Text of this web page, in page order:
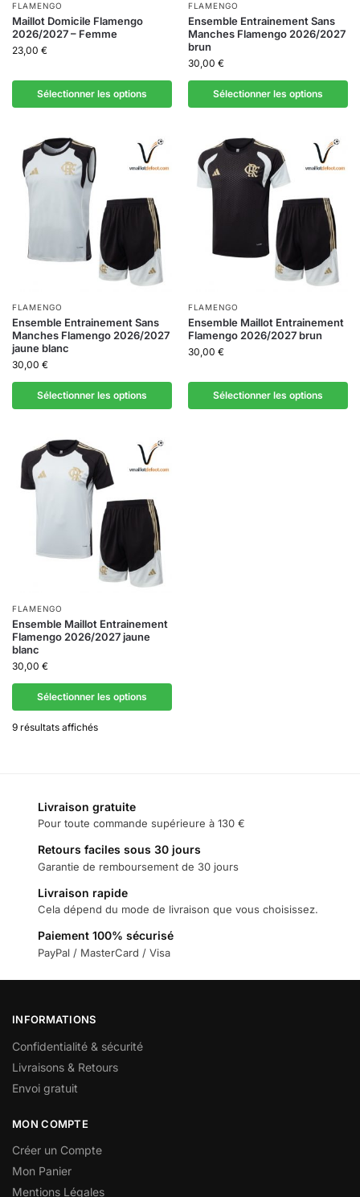
FLAMENGO
Maillot Domicile Flamengo
2026/2027 – Femme
23,00 €
Sélectionner les options
FLAMENGO
Ensemble Entrainement Sans
Manches Flamengo 2026/2027
brun
30,00 €
Sélectionner les options
FLAMENGO
Ensemble Entrainement Sans
Manches Flamengo 2026/2027
jaune blanc
30,00 €
Sélectionner les options
FLAMENGO
Ensemble Maillot Entrainement
Flamengo 2026/2027 brun
30,00 €
Sélectionner les options
FLAMENGO
Ensemble Maillot Entrainement
Flamengo 2026/2027 jaune
blanc
30,00 €
Sélectionner les options
9 résultats affichés
Livraison gratuite
Pour toute commande supérieure à 130 €
Retours faciles sous 30 jours
Garantie de remboursement de 30 jours
Livraison rapide
Cela dépend du mode de livraison que vous choisissez.
Paiement 100% sécurisé
PayPal / MasterCard / Visa
INFORMATIONS
Confidentialité & sécurité
Livraisons & Retours
Envoi gratuit
MON COMPTE
Créer un Compte
Mon Panier
Mentions Légales